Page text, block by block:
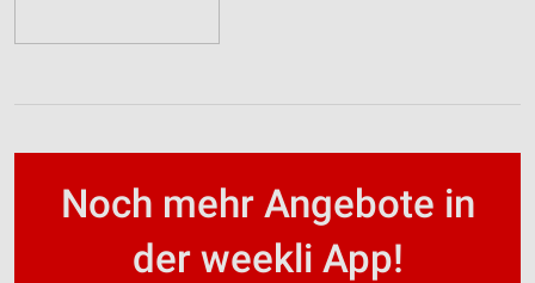
Noch mehr Angebote in
der weekli App!